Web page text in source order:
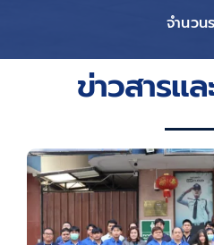
จำนวน
ข่าวสารแ